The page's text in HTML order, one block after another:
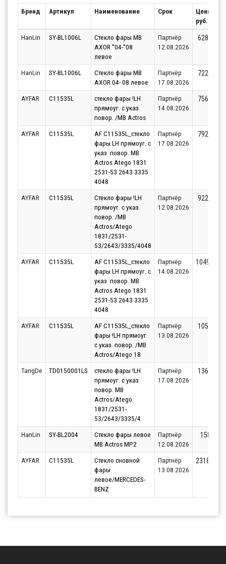
Бренд Артикул Наименование Срок
Цены,
руб.
HanLin SY-BL1006L
Стекло фары MB
AXOR ''04-''08
левое
Партнёр
12.08.2026
628.12
HanLin SY-BL1006L
Стекло фары MB
AXOR 04- 08 левое
Партнёр
17.08.2026
722.16
AYFAR C11535L
стекло фары !LH
прямоуг. с указ.
повор. /MB Actros
Партнёр
14.08.2026
756.86
AYFAR C11535L
AF C11535L_стекло
фары LH прямоуг. с
указ. повор. MB
Actros Atego 1831
2531-53 2643 3335
4048
Партнёр
17.08.2026
792.44
AYFAR C11535L
Стекло фары !LH
прямоуг. с указ.
повор. /MB
Actros/Atego
1831/2531-
53/2643/3335/4048
Партнёр
12.08.2026
922.89
AYFAR C11535L
AF C11535L_стекло
фары LH прямоуг. с
указ. повор. MB
Actros Atego 1831
2531-53 2643 3335
4048
Партнёр
14.08.2026
1049.81
AYFAR C11535L
AF C11535L_стекло
фары !LH прямоуг.
с указ. повор. /MB
Actros/Atego 18
Партнёр
13.08.2026
1057.8
TangDe TD0150001LS
стекло фары !LH
прямоуг. с указ.
повор. MB
Actros/Atego
1831/2531-
53/2643/3335/4
Партнёр
17.08.2026
1368.8
HanLin SY-BL2004
Стекло фары левое
MB Actros MP2
Партнёр
12.08.2026
1584
AYFAR C11535L
Стекло сновной
фары
левое/MERCEDES-
BENZ
Партнёр
13.08.2026
2318.03